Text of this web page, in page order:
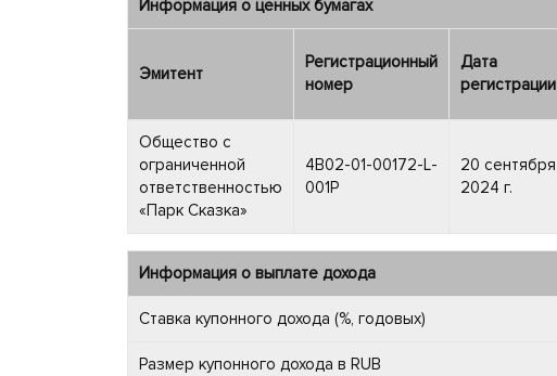
Информация о ценных бумагах
Эмитент
Регистрационный
номер
Дата
регистрации
Общество с
ограниченной
ответственностью
«Парк Сказка»
4B02-01-00172-L-
001P
20 сентября
2024 г.
Информация о выплате дохода
Ставка купонного дохода (%, годовых)
Размер купонного дохода в RUB